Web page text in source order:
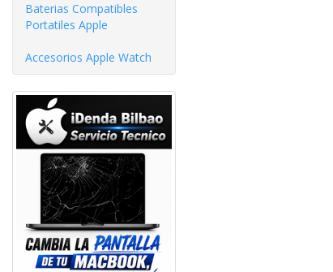
Baterias Compatibles
Portatiles Apple
Accesorios Apple Watch